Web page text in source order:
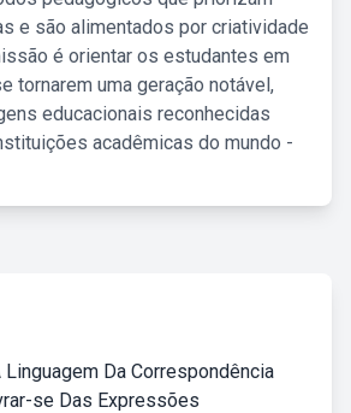
e são alimentados por criatividade
é orientar os estudantes em
tornarem uma geração notável,
educacionais reconhecidas
acadêmicas do mundo -
Da Correspondência
se Das Expressões